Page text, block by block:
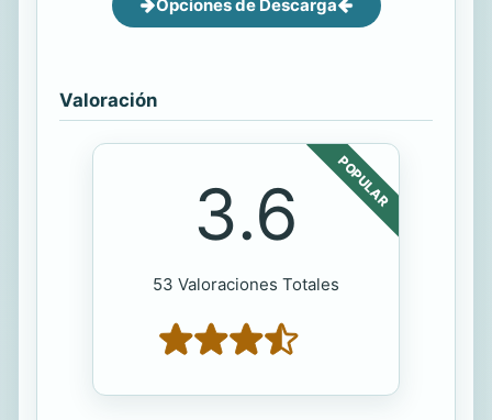
Opciones de Descarga
Valoración
POPULAR
3.6
53 Valoraciones Totales